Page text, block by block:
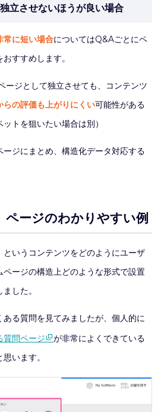
立させないほうが良い場合
常に短い場合についてはQ&Aごとにペ
すすめします。
ージとして独立させても、コンテンツ
らの評価も上がりにくい可能性がある
トを狙いたい場合は別）
ジにまとめ、構造化データ対応する
ページのわかりやすい例
いうコンテンツをどのようにユーザ
ージの構造上どのような形式で設置
した。
る質問を見てみましたが、個人的に
質問ページ
が非常によくできている
います。